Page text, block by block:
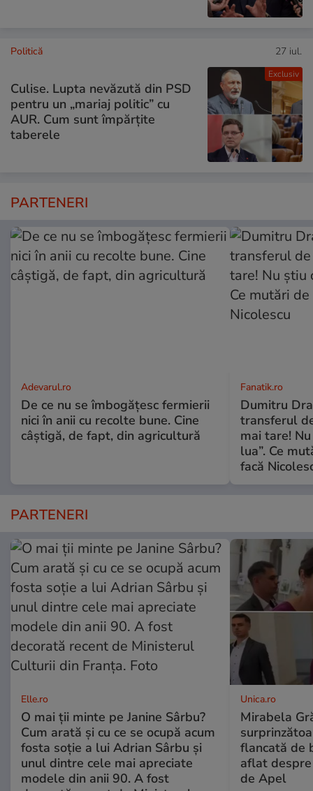
Exclusiv
Politică 27 iul.
Culise. Lupta nevăzută din PSD
pentru un „mariaj politic” cu
AUR. Cum sunt împărțite
taberele
PARTENERI
Adevarul.ro
De ce nu se îmbogățesc fermierii
nici în anii cu recolte bune. Cine
câștigă, de fapt, din agricultură
Fanatik.ro
Dumitru
transferul
mai tare!
lua”. Ce
facă
PARTENERI
Elle.ro
O mai ții minte pe Janine Sârbu?
Cum arată și cu ce se ocupă acum
fosta soție a lui Adrian Sârbu și
unul dintre cele mai apreciate
modele din anii 90. A fost
Unica.ro
Mirabela
flancată de
aflat
de Apel